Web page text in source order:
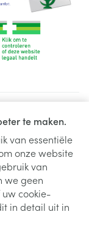
te maken.
van essentiële
onze website
van
we geen
cookie-
in detail uit in